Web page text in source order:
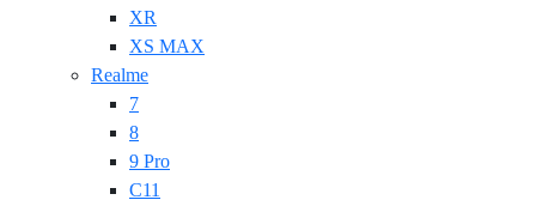
XR
XS MAX
Realme
7
8
9 Pro
C11